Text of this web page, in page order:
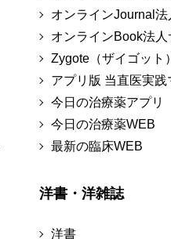
オンラインJournal法
オンラインBook法人
Zygote（ザイゴット）
アプリ版 当直医実践
今日の治療薬アプリ
今日の治療薬WEB
最新の臨床WEB
洋書・洋雑誌
洋書